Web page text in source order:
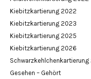
Kiebitzkartierung 2022
Kiebitzkartierung 2023
Kiebitzkartierung 2025
Kiebitzkartierung 2026
Gesehen – Gehört